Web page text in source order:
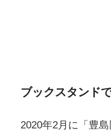
ブックスタンド
2020年2月に「豊